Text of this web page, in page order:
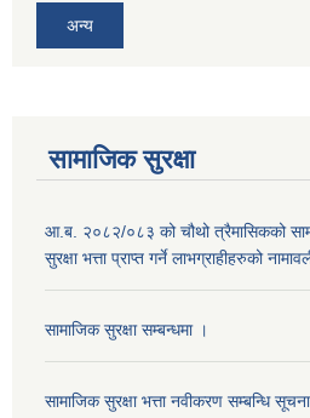
अन्य
सामाजिक सुरक्षा
आ.ब. २०८२/०८३ को चौथो त्रैमासिकको
सुरक्षा भत्ता प्राप्त गर्ने लाभग्राहीहरुको
सामाजिक सुरक्षा सम्बन्धमा ।
सामाजिक सुरक्षा भत्ता नवीकरण सम्बन्धि